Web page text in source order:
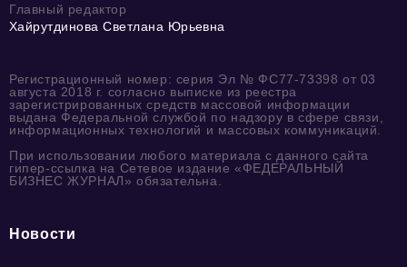
Главный редактор
Хайрутдинова Светлана Юрьевна
Регистрационный номер: серия Эл № ФС77-73398 от 03
августа 2018 г. согласно выписке из реестра
зарегистрированных средств массовой информации
выдана Федеральной службой по надзору в сфере связи,
информационных технологий и массовых коммуникаций.
При использовании любого материала с данного сайта
гипер-ссылка на Сетевое издание «ФЕДЕРАЛЬНЫЙ
БИЗНЕС ЖУРНАЛ» обязательна.
Новости